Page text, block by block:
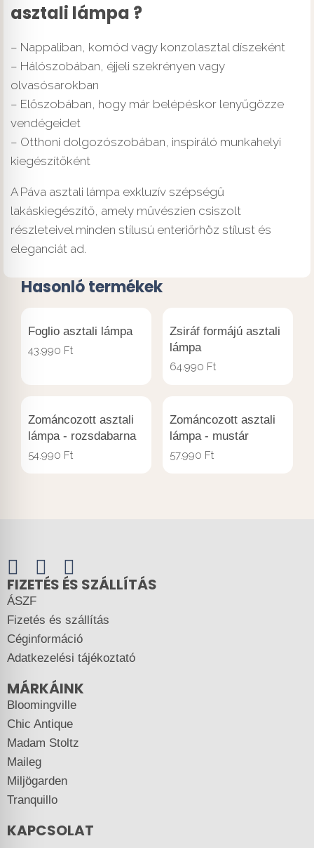
asztali lámpa ?
– Nappaliban, komód vagy konzolasztal díszeként
– Hálószobában, éjjeli szekrényen vagy
olvasósarokban
– Előszobában, hogy már belépéskor lenyűgözze
vendégeidet
– Otthoni dolgozószobában, inspiráló munkahelyi
kiegészítőként
A Páva asztali lámpa exkluzív szépségű
lakáskiegészítő, amely művészien csiszolt
részleteivel minden stílusú enteriőrhöz stílust és
eleganciát ad.
Hasonló termékek
Foglio asztali lámpa
43.990 Ft
Zsiráf formájú asztali
lámpa
64.990 Ft
Zománcozott asztali
lámpa - rozsdabarna
54.990 Ft
Zománcozott asztali
lámpa - mustár
57.990 Ft
FIZETÉS ÉS SZÁLLÍTÁS
ÁSZF
Fizetés és szállítás
Céginformáció
Adatkezelési tájékoztató
MÁRKÁINK
Bloomingville
Chic Antique
Madam Stoltz
Maileg
Miljögarden
Tranquillo
KAPCSOLAT